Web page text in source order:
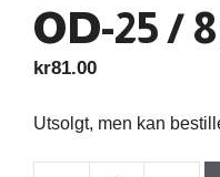
OD-25 /
kr81.00
Utsolgt, men kan